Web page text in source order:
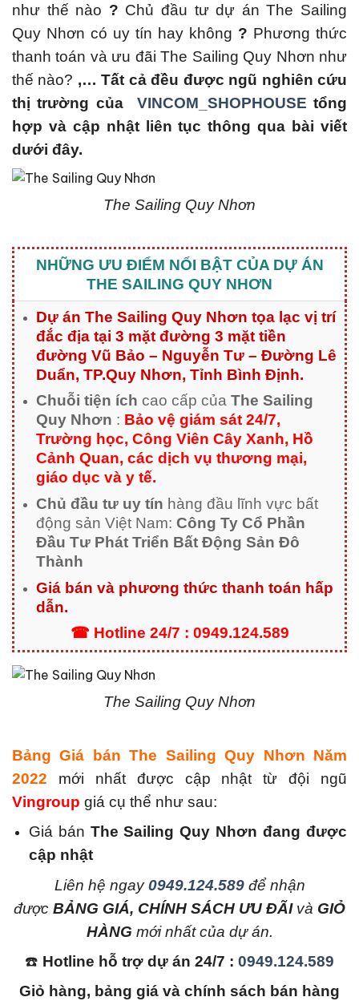
như thế nào ? Chủ đầu tư dự án The Sailing
Quy Nhơn có uy tín hay không ? Phương thức
thanh toán và ưu đãi The Sailing Quy Nhơn như
thế nào? ,… Tất cả đều được ngũ nghiên cứu
thị trường của VINCOM_SHOPHOUSE tổng
hợp và cập nhật liên tục thông qua bài viết
dưới đây.
The Sailing Quy Nhơn
NHỮNG ƯU ĐIỂM NỔI BẬT CỦA DỰ ÁN
THE SAILING QUY NHƠN
Dự án The Sailing Quy Nhơn tọa lạc vị trí
đắc địa tại 3 mặt đường 3 mặt tiền
đường Vũ Bảo – Nguyễn Tư – Đường Lê
Duẩn, TP.Quy Nhơn, Tỉnh Bình Định.
Chuỗi tiện ích cao cấp của The Sailing
Quy Nhơn : Bảo vệ giám sát 24/7,
Trường học, Công Viên Cây Xanh, Hồ
Cảnh Quan, các dịch vụ thương mại,
giáo dục và y tế.
Chủ đầu tư uy tín hàng đầu lĩnh vực bất
động sản Việt Nam: Công Ty Cổ Phần
Đầu Tư Phát Triển Bất Động Sản Đô
Thành
Giá bán và phương thức thanh toán hấp
dẫn.
☎ Hotline 24/7 : 0949.124.589
The Sailing Quy Nhơn
Bảng Giá bán The Sailing Quy Nhơn Năm
2022 mới nhất được cập nhật từ đội ngũ
Vingroup giá cụ thể như sau:
Giá bán The Sailing Quy Nhơn đang được
cập nhật
Liên hệ ngay 0949.124.589để nhận
được BẢNG GIÁ, CHÍNH SÁCH ƯU ĐÃIvà GIỎ
HÀNG mới nhất của dự án.
☎️ Hotline hỗ trợ dự án 24/7 : 0949.124.589
Giỏ hàng, bảng giá và chính sách bán hàng